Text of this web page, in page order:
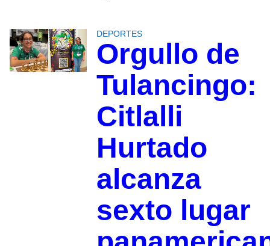
DEPORTES
Orgullo de
Tulancingo:
Citlalli
Hurtado
alcanza
sexto lugar